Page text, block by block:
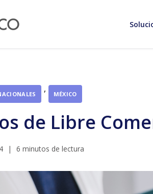
, MÉXICO
de Libre
| 6 minutos de lectura